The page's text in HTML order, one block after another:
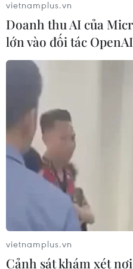
Tổng Biên tập: TRẦN TIẾN
Phó Tổng Biên tập:
THỦY
Sở hữu trí tuệ
Ngôn ngữ
Dịch vụ tin
vietnamplus.vn
Doanh thu AI của
lớn vào đối tác OpenAI
vietnamplus.vn
Cảnh sát khám xét